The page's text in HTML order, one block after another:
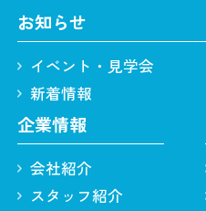
お知らせ
イベント・見学会
新着情報
企業情報
会社紹介
スタッフ紹介